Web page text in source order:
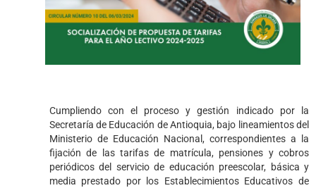
Cumpliendo con el proceso y gestión indicado por la
Secretaría de Educación de Antioquia, bajo lineamientos del
Ministerio de Educación Nacional, correspondientes a la
fijación de las tarifas de matrícula, pensiones y cobros
periódicos del servicio de educación preescolar, básica y
media prestado por los Establecimientos Educativos de